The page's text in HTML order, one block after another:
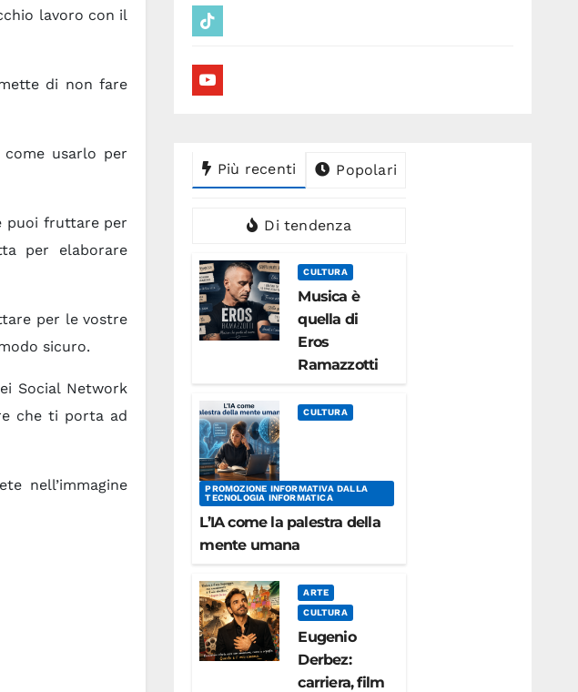
lavoro con il
di non fare
usarlo per
puoi fruttare per
per elaborare
per le vostre
sicuro.
Social Network
che ti porta ad
nell’immagine
tiktok
youtube
Più recenti Popolari
Di tendenza
CULTURA
Musica è
quella di
Eros
Ramazzotti
CULTURA
PROMOZIONE INFORMATIVA DALLA
TECNOLOGIA INFORMATICA
L’IA come la palestra della
mente umana
ARTE
CULTURA
Eugenio
Derbez:
carriera, film